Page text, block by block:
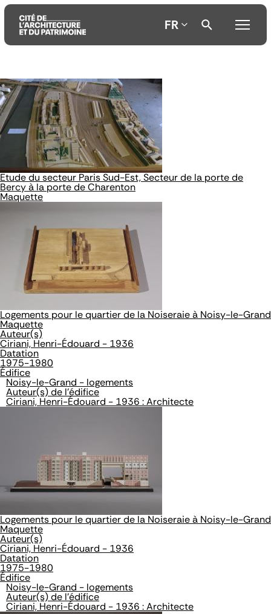
Aller
au
contenu
principal
Aller
au
menu
principal
Aller
à
la
recherche
FR
Etude du secteur Paris Sud-Est, Secteur de la porte de
Bercy à la porte de Charenton
Maquette
Logements pour le quartier de la Noiseraie à Noisy-le-Grand
Maquette
Auteur(s)
Ciriani, Henri-Édouard - 1936
Datation
1975-1980
Édifice
Noisy-le-Grand - logements
Auteur(s) de l'édifice
Ciriani, Henri-Édouard - 1936 : Architecte
Logements pour le quartier de la Noiseraie à Noisy-le-Grand
Maquette
Auteur(s)
Ciriani, Henri-Édouard - 1936
Datation
1975-1980
Édifice
Noisy-le-Grand - logements
Auteur(s) de l'édifice
Ciriani, Henri-Édouard - 1936 : Architecte